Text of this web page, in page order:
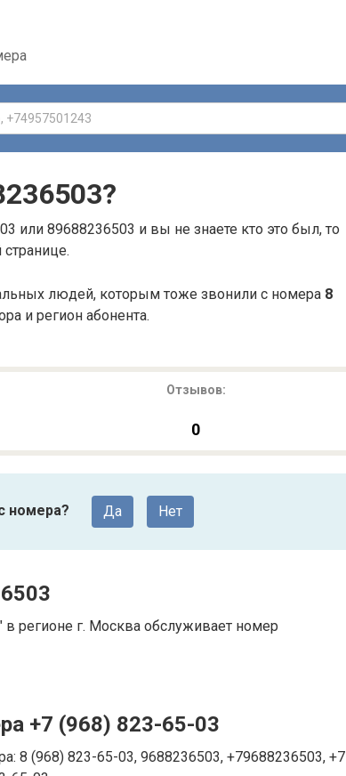
?
или 89688236503 и вы не знаете кто это был, то
людей, которым тоже звонили с номера 8
и регион абонента.
Отзывов:
0
номера? Да Нет
регионе г. Москва обслуживает номер
+7 (968) 823-65-03
8 (968) 823-65-03, 9688236503, +79688236503, +7